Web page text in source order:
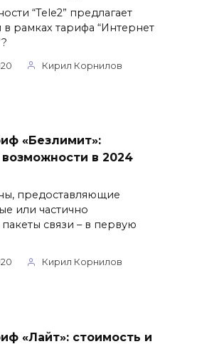
“Tele2” предлагает
в рамках тарифа “Интернет
Кирил Корнилов
«Безлимит»:
в 2024
предоставляющие
или частично
связи – в первую
Кирил Корнилов
«Лайт»: стоимость и